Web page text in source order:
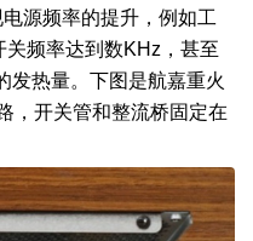
源频率的提升，例如工
频率达到数KHz，甚至
发热量。下图是航嘉重火
，开关管和整流桥固定在